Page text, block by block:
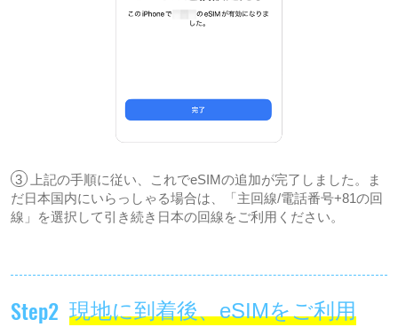
3
上記の手順に従い、これでeSIMの追加が完了しました。ま
だ日本国内にいらっしゃる場合は、「主回線/電話番号+81の回
線」を選択して引き続き日本の回線をご利用ください。
Step2 現地に到着後、eSIMをご利用